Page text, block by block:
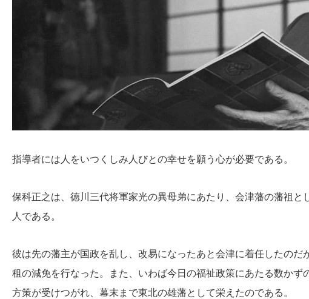
指導者には人をいつくしみ人びとの幸せを願う心が必要である。
保科正之は、徳川三代将軍家光の異母弟にあたり、会津藩の藩祖
人である。
彼は先の藩主が国政を乱し、改易になったあと会津に着任したの
租の減免を行なった。また、いわば今日の福祉政策にあたる数か
方策が受けつがれ、幕末まで東北の雄藩として栄えたのである。